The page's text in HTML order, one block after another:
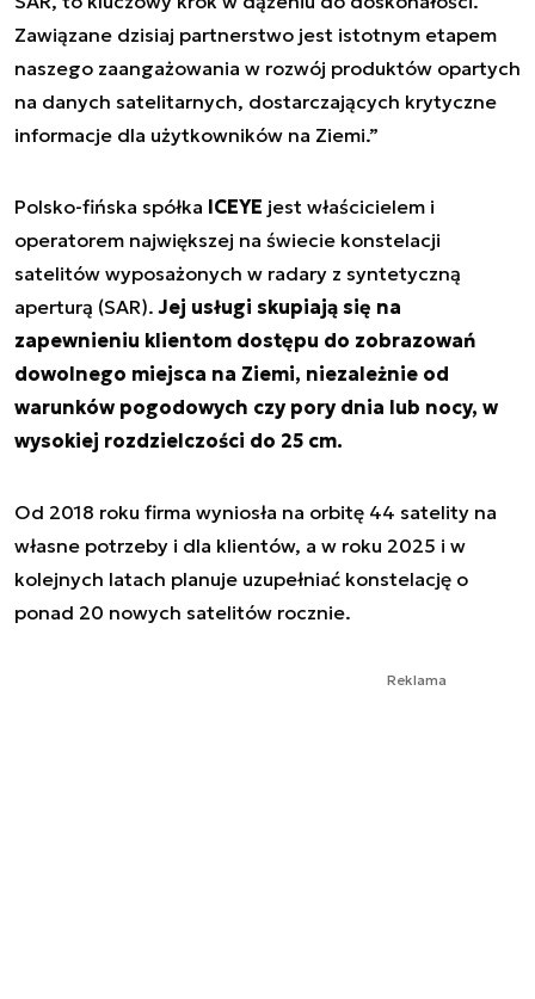
Zawiązane dzisiaj partnerstwo jest istotnym etapem
naszego zaangażowania w rozwój produktów opartych
na danych satelitarnych, dostarczających krytyczne
informacje dla użytkowników na Ziemi.”
Polsko-fińska spółka ICEYE jest właścicielem i
operatorem największej na świecie konstelacji
satelitów wyposażonych w radary z syntetyczną
aperturą (SAR).Jej usługi skupiają się na
zapewnieniu klientom dostępu do zobrazowań
dowolnego miejsca na Ziemi, niezależnie od
warunków pogodowych czy pory dnia lub nocy, w
wysokiej rozdzielczości do 25 cm.
Od 2018 roku firma wyniosła na orbitę 44 satelity na
własne potrzeby i dla klientów, a w roku 2025 i w
kolejnych latach planuje uzupełniać konstelację o
ponad 20 nowych satelitów rocznie.
Reklama